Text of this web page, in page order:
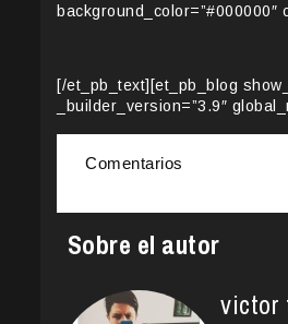
background_color=”#000000″
[/et_pb_text][et_pb_blog
_builder_version=”3.9″
Comentarios
Sobre el autor
victor